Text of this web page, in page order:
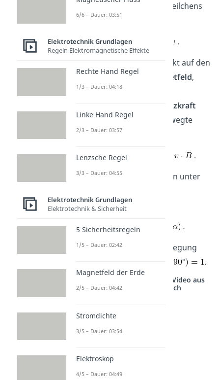
Geschwindigkeit
eines Teilchens
im Leiter. Daraus folgt
.
wirkt auf den
gesamten Leiter im
Magnetfeld,
also auf alle
Lorentzkraft
wirkt auf jede einzelne bewegte
Ladung. Deshalb folgt
.
Bewegen sich die Ladungen unter
Magnetfeldlinien, so gilt
.
Bei einer senkrechten Bewegung
° .
Studyflix vernetzt: Hier ein Video aus
einem anderen Bereich
6/6 – Dauer: 03:51
Elektrotechnik Grundlagen
Regeln Elektromagnetische Effekte
Rechte Hand Regel
1/3 – Dauer: 04:18
Linke Hand Regel
2/3 – Dauer: 03:57
Lenzsche Regel
3/3 – Dauer: 04:55
Elektrotechnik Grundlagen
Elektrotechnik & Sicherheit
5 Sicherheitsregeln
1/5 – Dauer: 02:42
Magnetfeld der Erde
2/5 – Dauer: 04:42
Stromdichte
3/5 – Dauer: 03:54
Elektroskop
4/5 – Dauer: 04:49